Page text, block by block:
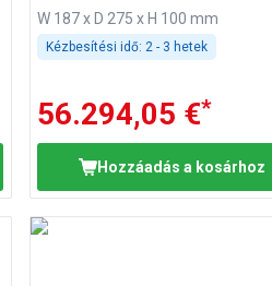
W 187 x D 275 x H 100 mm
Kézbesítési idő: 2 - 3 hetek
56.294,05 €*
Hozzáadás a kosárhoz